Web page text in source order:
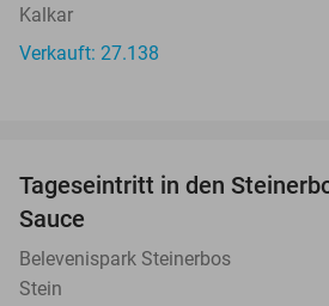
Kalkar
Verkauft: 27.138
Tageseintritt in den
Sauce
Belevenispark Steinerbos
Stein